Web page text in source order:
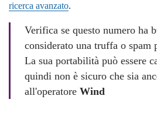
ricerca avanzato.
Verifica se questo numero ha
considerato una truffa o spam
La sua portabilità può essere
quindi non è sicuro che sia
all'operatoreWind